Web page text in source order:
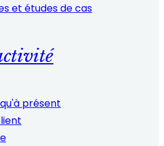
et études de cas
présent